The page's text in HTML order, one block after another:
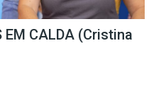
EM CALDA (Cristina